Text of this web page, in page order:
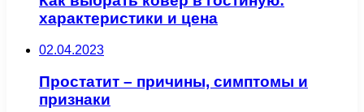
характеристики и цена
02.04.2023
Простатит – причины, симптомы и
признаки